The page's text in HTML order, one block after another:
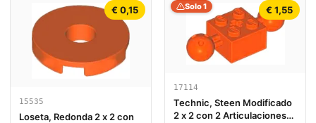
€ 0,15
15535
Loseta, Redonda 2 x 2 con
€ 1,55
Solo 1
17114
Technic, Steen Modificado
2 x 2 con 2 Articulaciones